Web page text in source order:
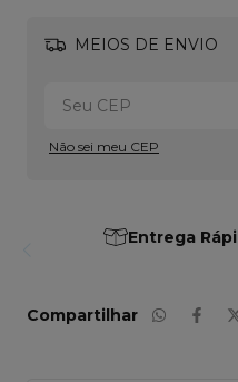
MEIOS DE ENVIO
Não sei meu CEP
Entrega
Compartilhar